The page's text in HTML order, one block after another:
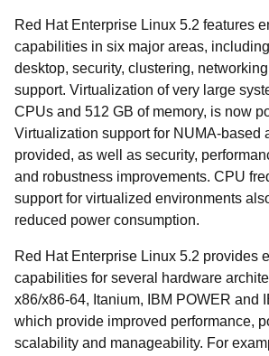
Red Hat Enterprise Linux 5.2 features
capabilities in six major areas,
desktop, security, clustering,
support. Virtualization of very large
CPUs and 512 GB of memory, is now
Virtualization support for NUMA-based
provided, as well as security,
and robustness improvements. CPU
support for virtualized environments
reduced power consumption.
Red Hat Enterprise Linux 5.2 provides
capabilities for several hardware
x86/x86-64, Itanium, IBM POWER and
which provide improved performance,
scalability and manageability. For